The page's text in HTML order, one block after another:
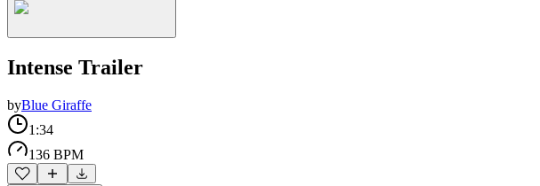
Intense Trailer
byBlue Giraffe
1:34
136 BPM